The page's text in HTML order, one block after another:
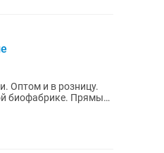
Оптом и в розницу.
биофабрике. Прямые